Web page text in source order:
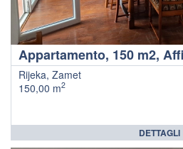
Appartamento, 150 m2,
Rijeka, Zamet
150,00 m2
DETTAGLI